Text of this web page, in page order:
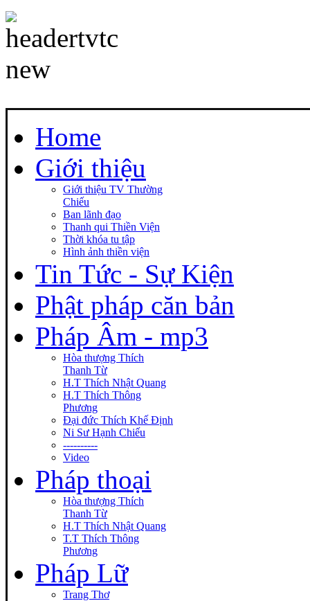
Home
Giới thiệu
Giới thiệu TV Thường
Chiếu
Ban lãnh đạo
Thanh qui Thiền Viện
Thời khóa tu tập
Hình ảnh thiền viện
Tin Tức - Sự Kiện
Phật pháp căn bản
Pháp Âm - mp3
Hòa thượng Thích
Thanh Từ
H.T Thích Nhật Quang
H.T Thích Thông
Phương
Đại đức Thích Khế Định
Ni Sư Hạnh Chiếu
----------
Video
Pháp thoại
Hòa thượng Thích
Thanh Từ
H.T Thích Nhật Quang
T.T Thích Thông
Phương
Pháp Lữ
Trang Thơ